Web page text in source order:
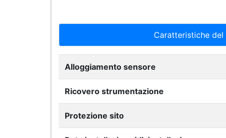
Caratteristiche del
Alloggiamento sensore
Ricovero strumentazione
Protezione sito